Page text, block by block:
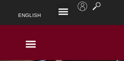
ENGLISH